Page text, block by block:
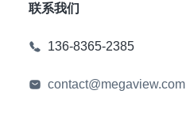
联系我们
136-8365-2385
contact@megaview.com